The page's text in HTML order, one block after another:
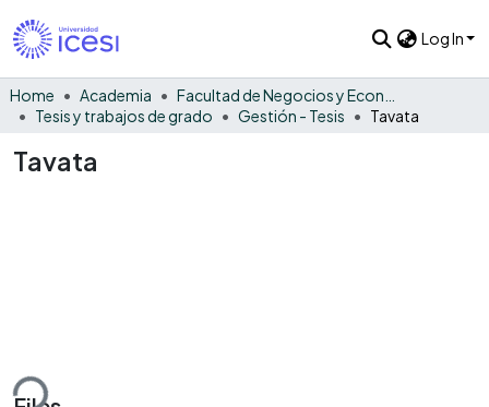
Log In
Home Academia
Tesis y trabajos de grado
Gestión - Tesis Tavata
Tavata